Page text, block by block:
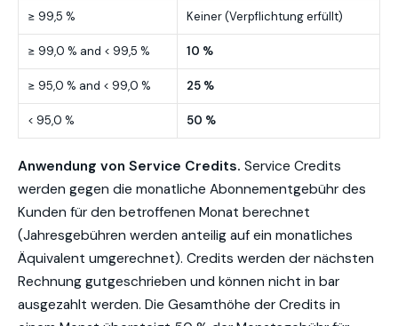
≥ 99,5 % Keiner (Verpflichtung erfüllt)
≥ 99,0 % and < 99,5 % 10 %
≥ 95,0 % and < 99,0 % 25 %
< 95,0 % 50 %
Anwendung von Service Credits. Service Credits
werden gegen die monatliche Abonnementgebühr des
Kunden für den betroffenen Monat berechnet
(Jahresgebühren werden anteilig auf ein monatliches
Äquivalent umgerechnet). Credits werden der nächsten
Rechnung gutgeschrieben und können nicht in bar
ausgezahlt werden. Die Gesamthöhe der Credits in